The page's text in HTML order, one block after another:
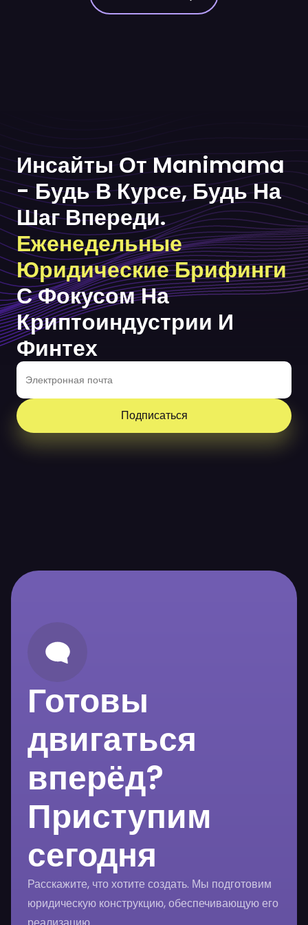
Инсайты От Manimama
- Будь В Курсе, Будь На
Шаг Впереди.
Еженедельные
Юридические Брифинги
С Фокусом На
Криптоиндустрии И
Финтех
Подписаться
Готовы
двигаться
вперёд?
Приступим
сегодня
Расскажите, что хотите создать. Мы подготовим
юридическую конструкцию, обеспечивающую его